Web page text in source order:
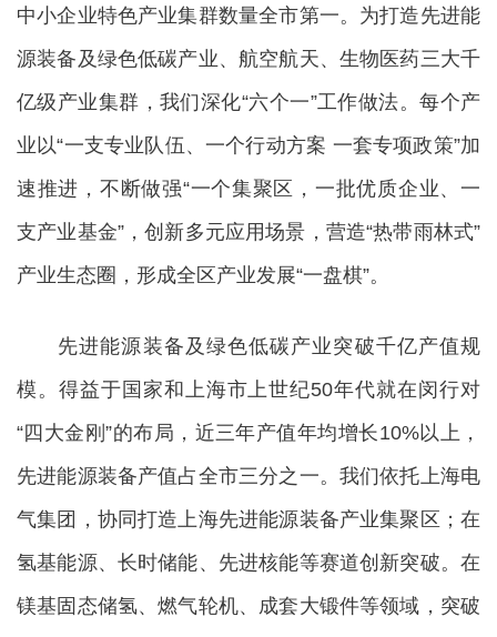
中小企业特色产业集群数量全市第一。为打造先进能
源装备及绿色低碳产业、航空航天、生物医药三大千
亿级产业集群，我们深化“六个一”工作做法。每个产
业以“一支专业队伍、一个行动方案 一套专项政策”加
速推进，不断做强“一个集聚区，一批优质企业、一
支产业基金”，创新多元应用场景，营造“热带雨林式”
产业生态圈，形成全区产业发展“一盘棋”。
先进能源装备及绿色低碳产业突破千亿产值规
模。得益于国家和上海市上世纪50年代就在闵行对
“四大金刚”的布局，近三年产值年均增长10%以上，
先进能源装备产值占全市三分之一。我们依托上海电
气集团，协同打造上海先进能源装备产业集聚区；在
氢基能源、长时储能、先进核能等赛道创新突破。在
镁基固态储氢、燃气轮机、成套大锻件等领域，突破